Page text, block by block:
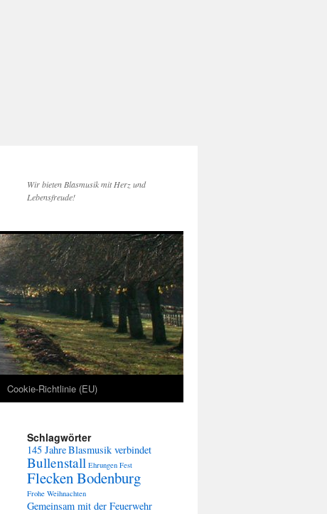
Wir bieten Blasmusik mit Herz und
Lebensfreude!
Cookie-Richtlinie (EU)
Schlagwörter
145 JahreBlasmusik verbindet
Bullenstall Ehrungen Fest
Flecken Bodenburg
Frohe Weihnachten
Gemeinsam mit der Feuerwehr